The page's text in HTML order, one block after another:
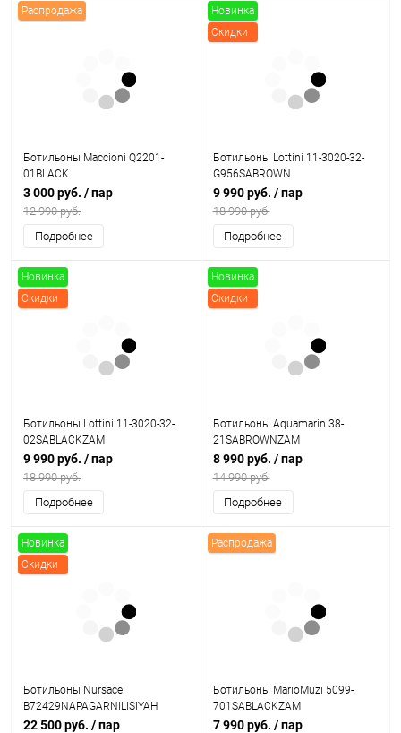
Распродажа
Ботильоны Maccioni Q2201-
01BLACK
3 000 руб. / пар
12 990 руб.
Подробнее
Новинка
Скидки
Ботильоны Lottini 11-3020-32-
G956SABROWN
9 990 руб. / пар
18 990 руб.
Подробнее
Новинка
Скидки
Ботильоны Lottini 11-3020-32-
02SABLACKZAM
9 990 руб. / пар
18 990 руб.
Подробнее
Новинка
Скидки
Ботильоны Aquamarin 38-
21SABROWNZAM
8 990 руб. / пар
14 990 руб.
Подробнее
Новинка
Скидки
Ботильоны Nursace
B72429NAPAGARNILISIYAH
22 500 руб. / пар
Распродажа
Ботильоны MarioMuzi 5099-
701SABLACKZAM
7 990 руб. / пар